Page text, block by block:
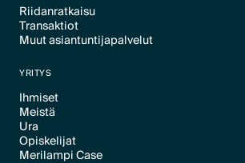
Riidanratkaisu
Text Link
Transaktiot
Text Link
Muut asiantuntijapalvelut
YRITYS
Ihmiset
Text Link
Meistä
Text Link
Ura
Text Link
Opiskelijat
Text Link
Merilampi Case